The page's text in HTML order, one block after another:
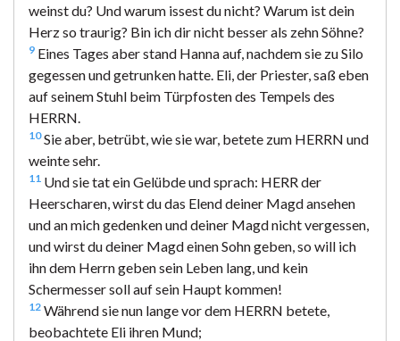
weinst du? Und warum issest du nicht? Warum ist dein
Herz so traurig? Bin ich dir nicht besser als zehn Söhne?
9 Eines Tages aber stand Hanna auf, nachdem sie zu Silo
gegessen und getrunken hatte. Eli, der Priester, saß eben
auf seinem Stuhl beim Türpfosten des Tempels des
HERRN.
10Sie aber, betrübt, wie sie war, betete zum HERRN und
weinte sehr.
11 Und sie tat ein Gelübde und sprach: HERR der
Heerscharen, wirst du das Elend deiner Magd ansehen
und an mich gedenken und deiner Magd nicht vergessen,
und wirst du deiner Magd einen Sohn geben, so will ich
ihn dem Herrn geben sein Leben lang, und kein
Schermesser soll auf sein Haupt kommen!
12 Während sie nun lange vor dem HERRN betete,
beobachtete Eli ihren Mund;